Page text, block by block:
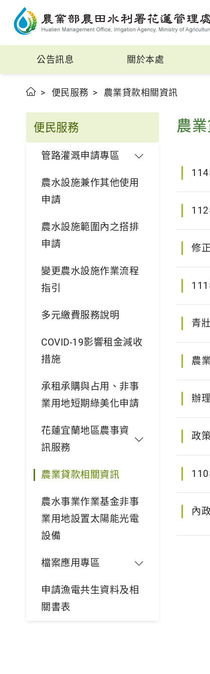
公告訊息 關於本處
便民服務 農業貸款相關資訊
便民服務
管路灌溉申請專區
農水設施兼作其他使用
申請
農水設施範圍內之搭排
申請
變更農水設施作業流程
指引
多元繳費服務說明
COVID-19影響租金減收
措施
承租承購與占用、非事
業用地短期綠美化申請
花蓮宜蘭地區農事資
訊服務
農業貸款相關資訊
農水事業作業基金非事
業用地設置太陽能光電
設備
檔案應用專區
申請漁電共生資料及相
關書表
農
修
青
農
辦
政
110
內